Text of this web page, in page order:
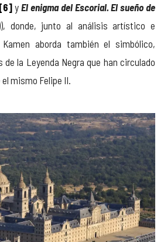
[6] yEl enigma del Escorial. El sueño de
donde, junto al análisis artístico e
aborda también el simbólico,
la Leyenda Negra que han circulado
mismo Felipe II.